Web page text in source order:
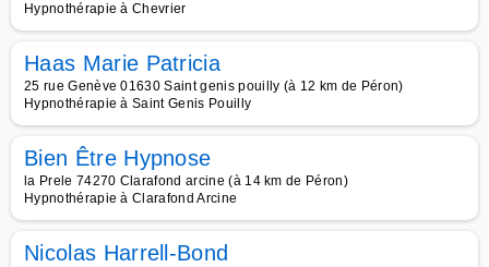
Hypnothérapie à Chevrier
Haas Marie Patricia
25 rue Genève 01630 Saint genis pouilly (à 12 km de Péron)
Hypnothérapie à Saint Genis Pouilly
Bien Être Hypnose
la Prele 74270 Clarafond arcine (à 14 km de Péron)
Hypnothérapie à Clarafond Arcine
Nicolas Harrell-Bond